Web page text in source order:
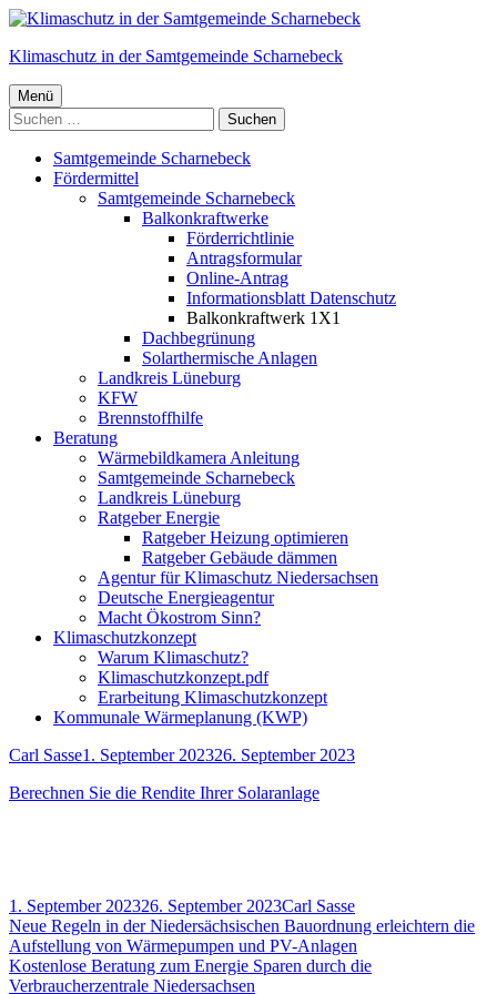
Springe
Inhalt
Klimaschutz in der Samtgemeinde Scharnebeck
Primäres
Menü
Menü
Suchen
nach:
Samtgemeinde Scharnebeck
Fördermittel
Samtgemeinde Scharnebeck
Balkonkraftwerke
Förderrichtlinie
Antragsformular
Online-Antrag
Informationsblatt Datenschutz
Balkonkraftwerk 1X1
Dachbegrünung
Solarthermische Anlagen
Landkreis Lüneburg
KFW
Brennstoffhilfe
Beratung
Wärmebildkamera Anleitung
Samtgemeinde Scharnebeck
Landkreis Lüneburg
Ratgeber Energie
Ratgeber Heizung optimieren
Ratgeber Gebäude dämmen
Agentur für Klimaschutz Niedersachsen
Deutsche Energieagentur
Macht Ökostrom Sinn?
Klimaschutzkonzept
Warum Klimaschutz?
Klimaschutzkonzept.pdf
Erarbeitung Klimaschutzkonzept
Kommunale Wärmeplanung (KWP)
Autor
Carl SasseVeröffentlicht
1. September 202326. September 2023
Berechnen Sie die Rendite Ihrer Solar­anlage
Veröffentlicht
am
1. September 202326. September 2023Autor
Carl Sasse
Beitragsnavigation
Vorheriger
Beitrag:
Neue Regeln in der Niedersächsischen Bauordnung erleichtern die
Aufstellung von Wärmepumpen und PV-Anlagen
Nächster
Beitrag
Kostenlose Beratung zum Energie Sparen durch die
Verbraucherzentrale Niedersachsen